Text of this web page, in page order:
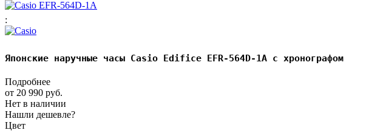
:
Японские наручные часы Casio Edifice EFR-564D-1A с хронографом
Подробнее
от 20 990 руб.
Нет в наличии
Нашли дешевле?
Цвет